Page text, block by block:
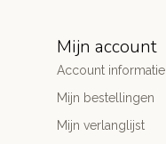
Mijn account
Account informatie
Mijn bestellingen
Mijn verlanglijst